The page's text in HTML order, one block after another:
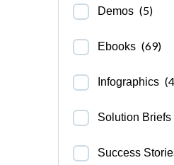
Demos (5)
Ebooks (69)
Infographics
Solution Briefs
Success